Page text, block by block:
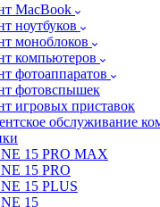
MacBook
ноутбуков
моноблоков
компьютеров
фотоаппаратов
фотовспышек
игровых приставок
обслуживание
15 PRO MAX
15 PRO
15 PLUS
15